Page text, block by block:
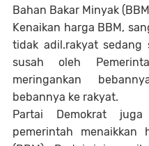
Bahan Bakar Minyak
Kenaikan harga BBM,
tidak adil.rakyat sedang
susah oleh
meringankan
bebannya ke rakyat.
Partai Demokrat juga
pemerintah menaikkan